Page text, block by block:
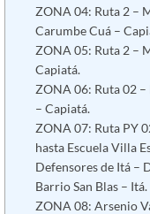
ZONA 04: Ruta 2 –
Carumbe Cuá –
ZONA 05: Ruta 2 –
Capiatá.
ZONA 06: Ruta 02
– Capiatá.
ZONA 07: Ruta PY
hasta Escuela Villa
Defensores de Itá –
Barrio San Blas – Itá.
ZONA 08: Arsenio